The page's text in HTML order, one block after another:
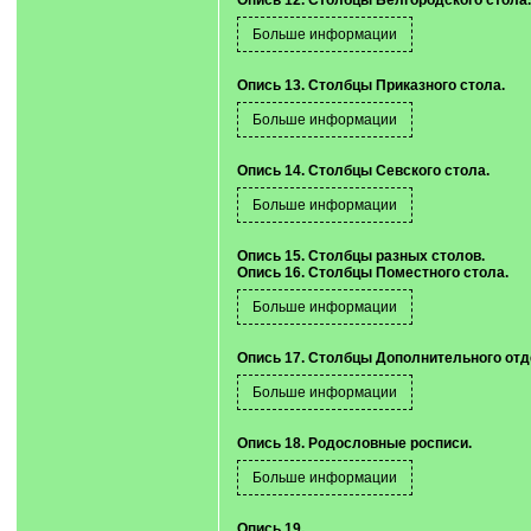
Опись 13. Столбцы Приказного стола.
Опись 14. Столбцы Севского стола.
Опись 15. Столбцы разных столов.
Опись 16. Столбцы Поместного стола.
Опись 17. Столбцы Дополнительного
Опись 18. Родословные росписи.